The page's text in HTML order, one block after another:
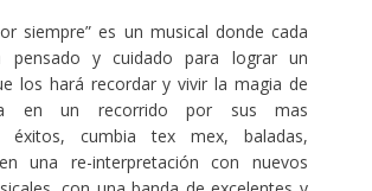
siempre” es un musical donde cada
pensado y cuidado para lograr un
los hará recordar y vivir la magia de
en un recorrido por sus mas
éxitos, cumbia tex mex, baladas,
una re-interpretación con nuevos